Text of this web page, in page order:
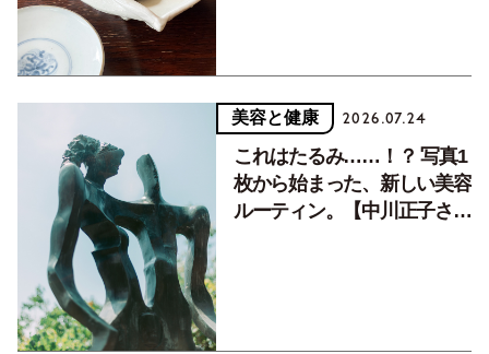
美容と健康 2026.07.24
これはたるみ……！？ 写真1
枚から始まった、新しい美容
ルーティン。【中川正子さん